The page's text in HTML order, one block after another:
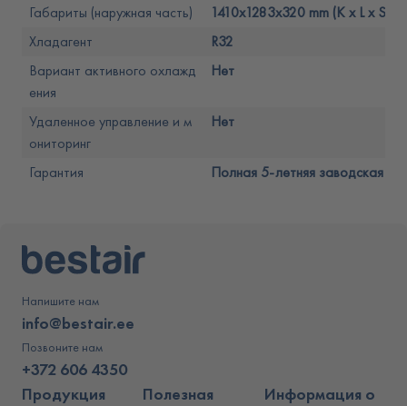
Габариты (наружная часть)
1410x1283x320 mm (K x L x S)
Хладагент
R32
Вариант активного охлажд
ения
Нет
Удаленное управление и м
ониторинг
Нет
Гарантия Полная 5-летняя заводская
Напишите нам
info@bestair.ee
Позвоните нам
+372 606 4350
Продукция
Полезная
Информация о